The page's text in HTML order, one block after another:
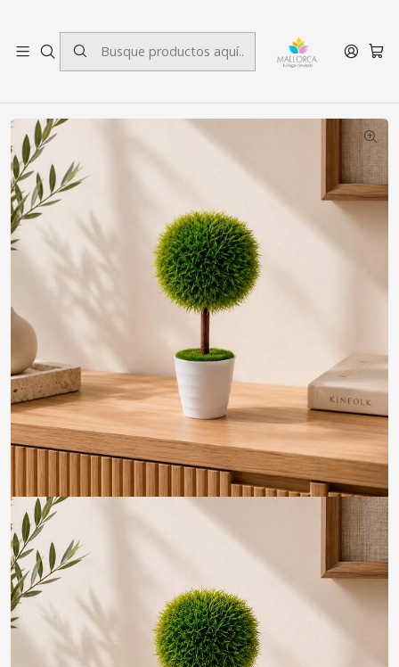
Inicio Decoración Plantas
Planta Decorativa Artificial Moldeada Laurus